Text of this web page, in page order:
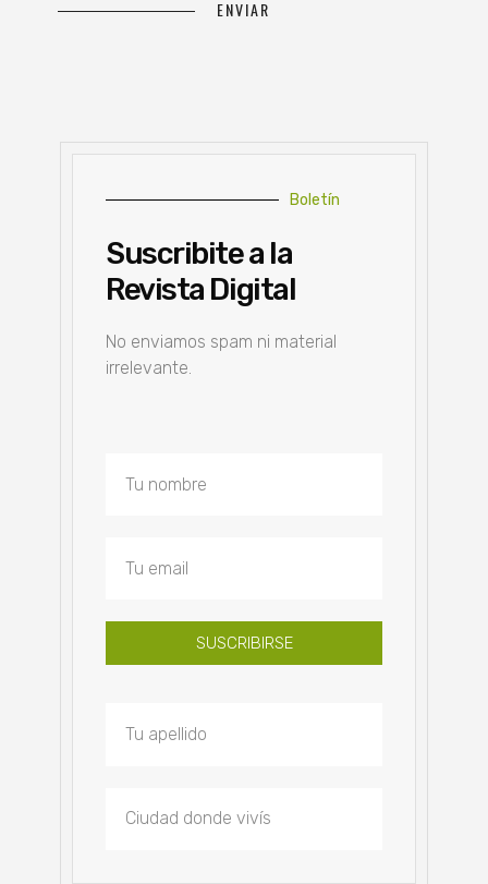
Boletín
Suscribite a la
Revista Digital
No enviamos spam ni material
irrelevante.
SUSCRIBIRSE